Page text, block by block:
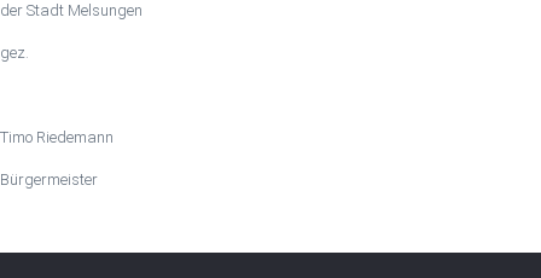
der Stadt Melsungen
gez.
Timo Riedemann
Bürgermeister